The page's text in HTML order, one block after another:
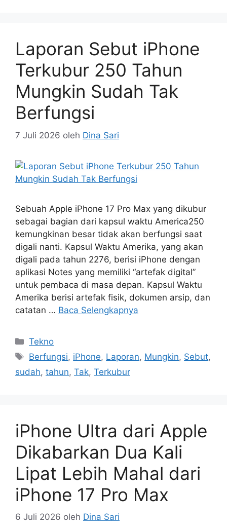
Laporan Sebut iPhone
Terkubur 250 Tahun
Mungkin Sudah Tak
Berfungsi
7 Juli 2026 oleh Dina Sari
Sebuah Apple iPhone 17 Pro Max yang dikubur
sebagai bagian dari kapsul waktu America250
kemungkinan besar tidak akan berfungsi saat
digali nanti. Kapsul Waktu Amerika, yang akan
digali pada tahun 2276, berisi iPhone dengan
aplikasi Notes yang memiliki “artefak digital”
untuk pembaca di masa depan. Kapsul Waktu
Amerika berisi artefak fisik, dokumen arsip, dan
catatan … Baca Selengkapnya
Kategori
Tekno
Tag
Berfungsi, iPhone, Laporan, Mungkin, Sebut,
sudah, tahun, Tak, Terkubur
iPhone Ultra dari Apple
Dikabarkan Dua Kali
Lipat Lebih Mahal dari
iPhone 17 Pro Max
6 Juli 2026 oleh Dina Sari